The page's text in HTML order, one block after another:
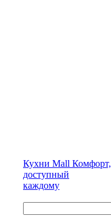
Кухни Mall Комфорт,
доступный
каждому